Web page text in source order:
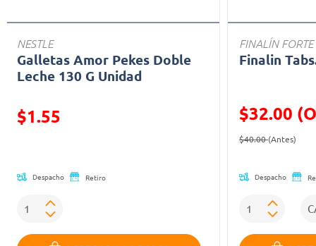
NESTLE
Galletas Amor Pekes Doble
Leche 130 G Unidad
Precio reducido de
$1.55
Despacho Retiro
FINALÍN FORTE
Finalin
$32.00
Precio
$40.00(Antes)
Despacho